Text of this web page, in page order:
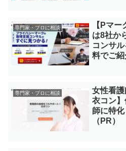
専門家・プロに相談
【Pマ
は8社か
コンサ
料でご紹
専門家・プロに相談
女性看
衣コン
師に特
（PR）